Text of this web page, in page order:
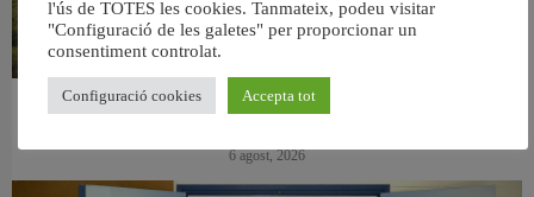
València retira prop de 15.000 litres de residus de la Devesa durant el mes de
6 agost, 2026
l'ús de TOTES les cookies. Tanmateix, podeu visitar
"Configuració de les galetes" per proporcionar un
consentiment controlat.
Configuració cookies Accepta tot